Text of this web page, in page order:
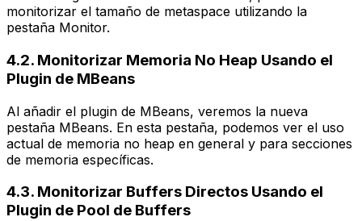
monitorizar el tamaño de metaspace utilizando la
pestaña Monitor.
4.2. Monitorizar Memoria No Heap Usando el
Plugin de MBeans
Al añadir el plugin de MBeans, veremos la nueva
pestaña MBeans. En esta pestaña, podemos ver el uso
actual de memoria no heap en general y para secciones
de memoria específicas.
4.3. Monitorizar Buffers Directos Usando el
Plugin de Pool de Buffers